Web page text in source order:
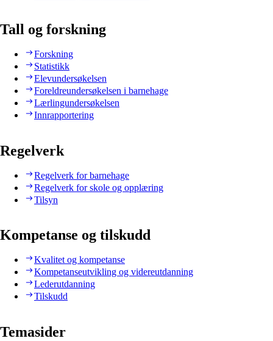
Tall og forskning
Forskning
Statistikk
Elevundersøkelsen
Foreldreundersøkelsen i barnehage
Lærlingundersøkelsen
Innrapportering
Regelverk
Regelverk for barnehage
Regelverk for skole og opplæring
Tilsyn
Kompetanse og tilskudd
Kvalitet og kompetanse
Kompetanseutvikling og videreutdanning
Lederutdanning
Tilskudd
Temasider